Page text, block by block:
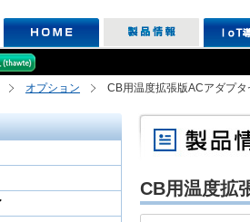
オプション CB用温度拡張版ACアダプタ
CB用温度拡